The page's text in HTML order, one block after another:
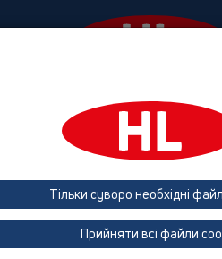
Фирма HL Дім
КАТАЛОГ 35 ua
Тільки суворо необхідні
Прийняти всі файли